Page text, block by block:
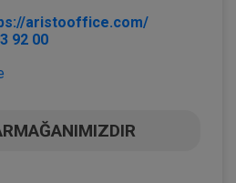
aristooffice.com/
92 00